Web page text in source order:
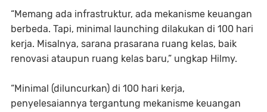
“Memang ada infrastruktur, ada mekanisme keuangan
berbeda. Tapi, minimal launching dilakukan di 100 hari
kerja. Misalnya, sarana prasarana ruang kelas, baik
renovasi ataupun ruang kelas baru,” ungkap Hilmy.
“Minimal (diluncurkan) di 100 hari kerja,
penyelesaiannya tergantung mekanisme keuangan